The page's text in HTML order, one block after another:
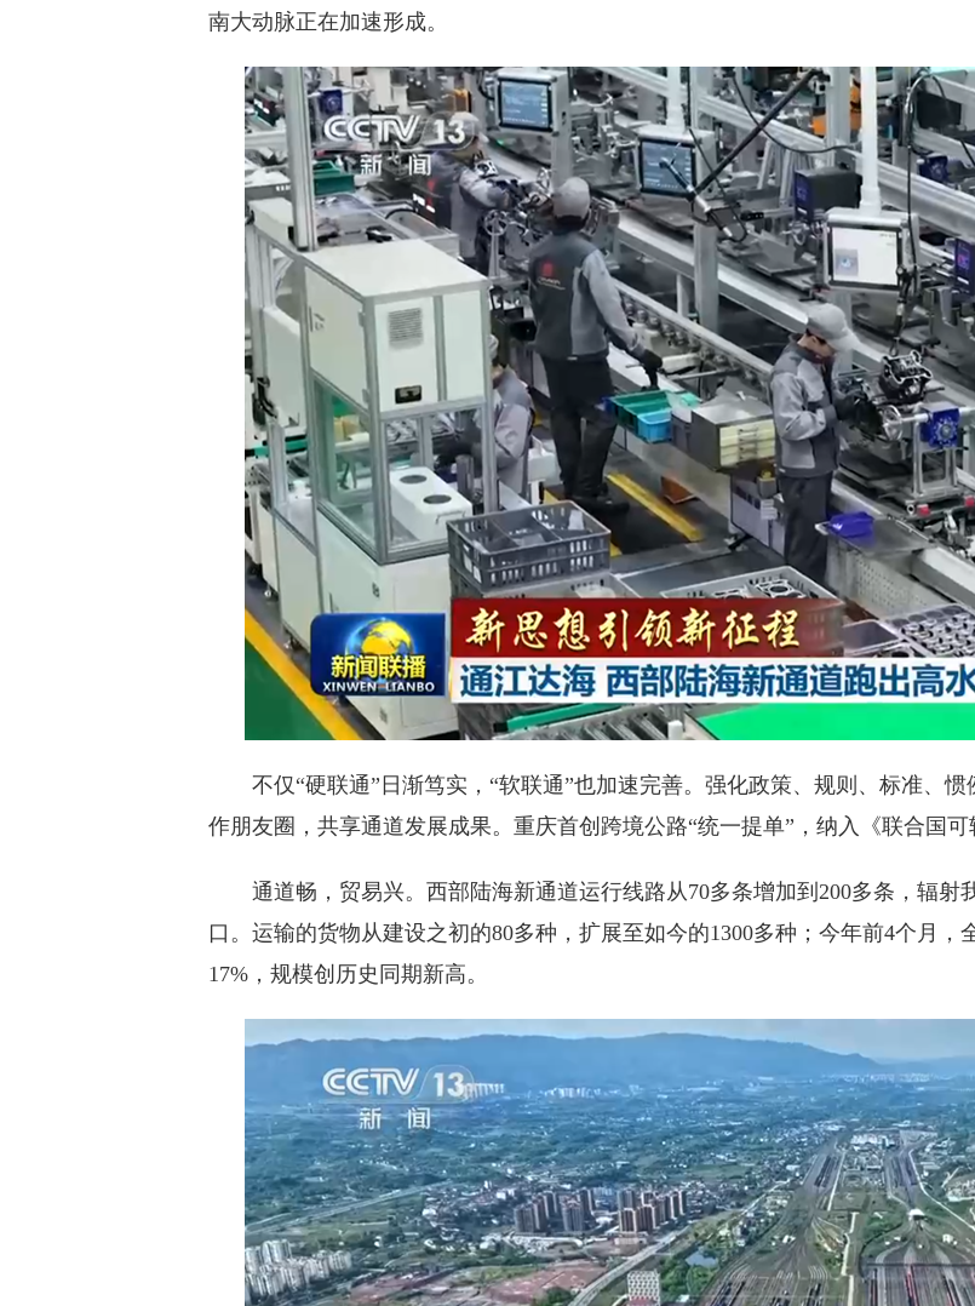
南大动脉正在加速形成。
不仅“硬联通”日渐笃实，“软联通”也加速完善。强化政策、规则、标准、惯
作朋友圈，共享通道发展成果。重庆首创跨境公路“统一提单”，纳入《联合国可
通道畅，贸易兴。西部陆海新通道运行线路从70多条增加到200多条，辐射
口。运输的货物从建设之初的80多种，扩展至如今的1300多种；今年前4个月
17%，规模创历史同期新高。